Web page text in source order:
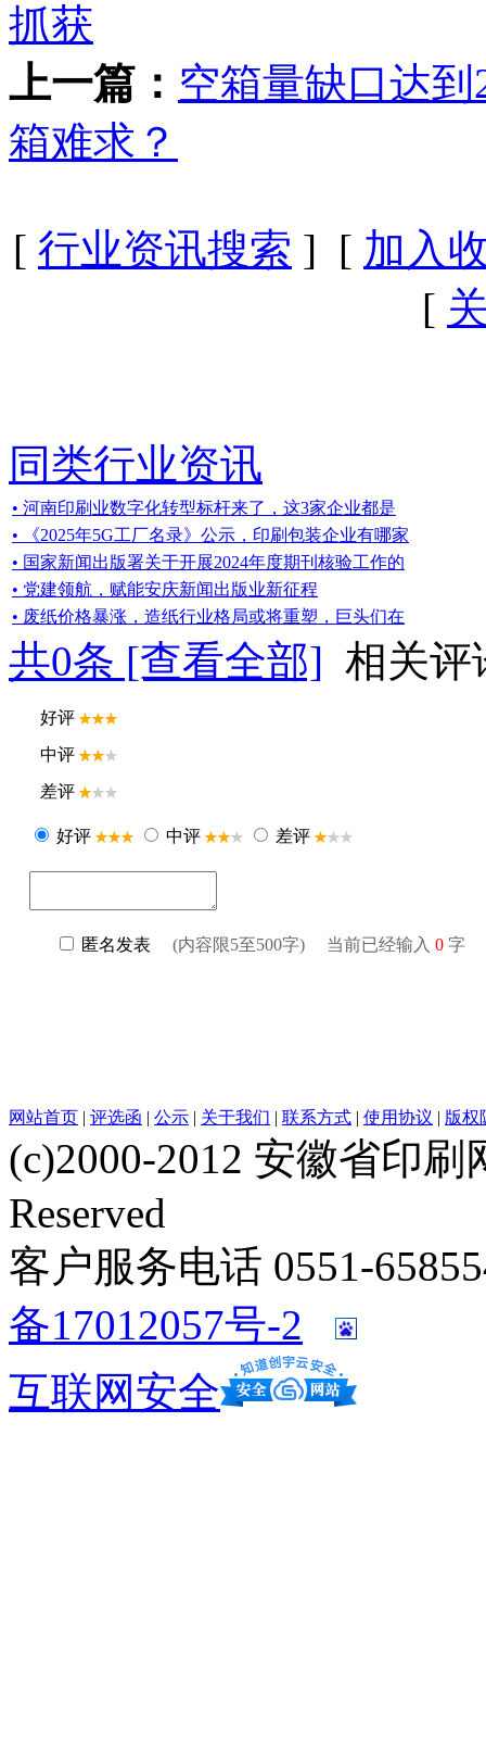
抓获
上一篇： 空箱量缺口达
箱难求？
[ 行业资讯搜索 ] [ 加入
[
同类行业资讯
• 河南印刷业数字化转型标杆来了，这3家企业都是
• 《2025年5G工厂名录》公示，印刷包装企业有哪家
• 国家新闻出版署关于开展2024年度期刊核验工作的
• 党建领航，赋能安庆新闻出版业新征程
• 废纸价格暴涨，造纸行业格局或将重塑，巨头们在
共0条 [查看全部] 相关评
网站首页 | 评选函 | 公示 | 关于我们 | 联系方式 | 使用协议 | 版权
(c)2000-2012 安徽省印刷
Reserved
客户服务电话 0551-
备17012057号-2
互联网安全